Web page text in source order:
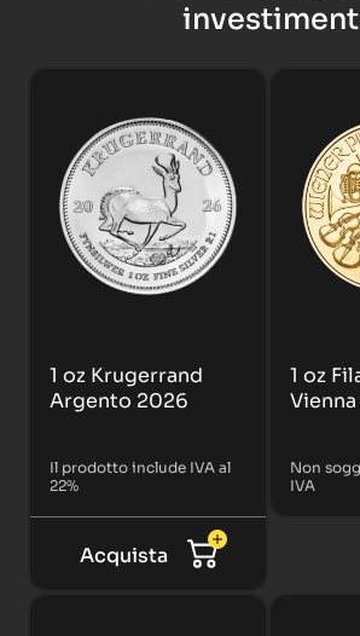
1 oz Krugerrand
Argento 2026
Il prodotto include IVA al
22%
Acquista
1 oz
Non
IVA